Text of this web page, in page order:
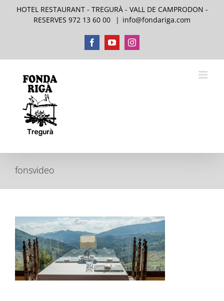
HOTEL RESTAURANT - TREGURÀ - VALL DE CAMPRODON -
RESERVES 972 13 60 00
| info@fondariga.com
FacebookYouTubeInstagram
fonsvideo